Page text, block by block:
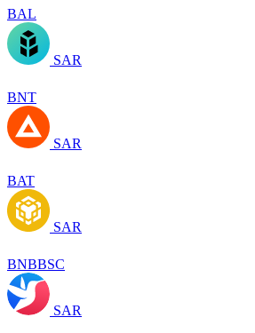
BAL
SAR
BNT
SAR
BAT
SAR
BNBBSC
SAR